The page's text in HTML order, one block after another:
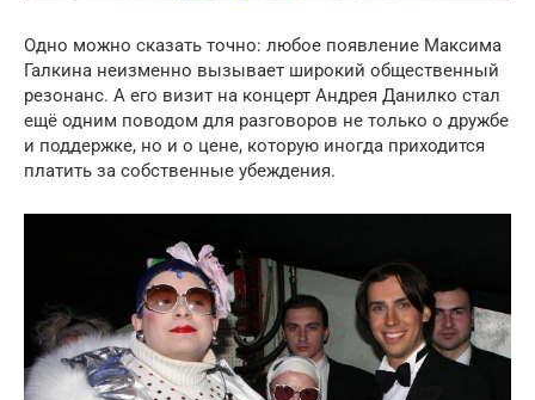
Одно можно сказать точно: любое появление Максима
Галкина неизменно вызывает широкий общественный
резонанс. А его визит на концерт Андрея Данилко стал
ещё одним поводом для разговоров не только о дружбе
и поддержке, но и о цене, которую иногда приходится
платить за собственные убеждения.